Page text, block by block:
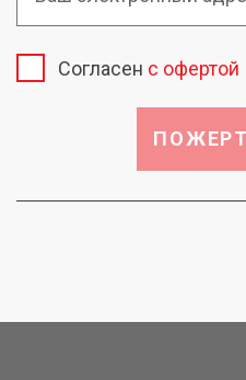
Согласен с офертой